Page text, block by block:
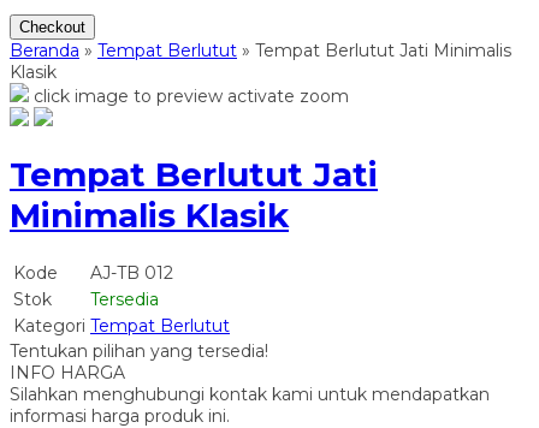
Checkout
Beranda » Tempat Berlutut » Tempat Berlutut Jati Minimalis
Klasik
click image to preview activate zoom
Tempat Berlutut Jati
Minimalis Klasik
Kode
AJ-TB 012
Stok
Tersedia
Kategori Tempat Berlutut
Tentukan pilihan yang tersedia!
INFO HARGA
Silahkan menghubungi kontak kami untuk mendapatkan
informasi harga produk ini.